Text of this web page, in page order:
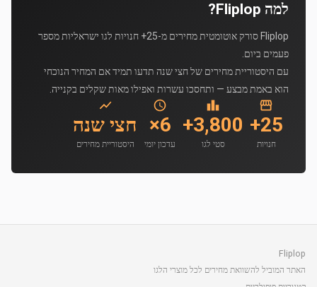
למה Fliplop?
Fliplop סורק אוטומטית מחירים מ-25+ חנויות לגו ישראליות מספר
פעמים ביום.
עם היסטוריית מחירים של חצי שנה תדעו תמיד אם המחיר הנוכחי
הוא באמת מבצע — ותחסכו עשרות ואפילו מאות שקלים בקנייה.
25+
חנויות
3,800+
סטי לגו
6×
עדכון יומי
חצי שנה
היסטוריית מחירים
Fliplop
האתר המוביל להשוואת מחירים לכל מוצרי הלגו